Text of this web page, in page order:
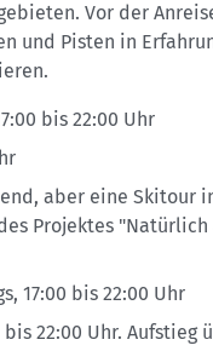
Vor der
und Pisten in
bis 22:00 Uhr
aber eine Skitour
Projektes "Natürlich
17:00 bis 22:00 Uhr
22:00 Uhr. Aufstieg